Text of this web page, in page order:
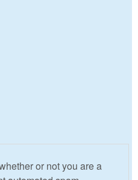
or not you are a